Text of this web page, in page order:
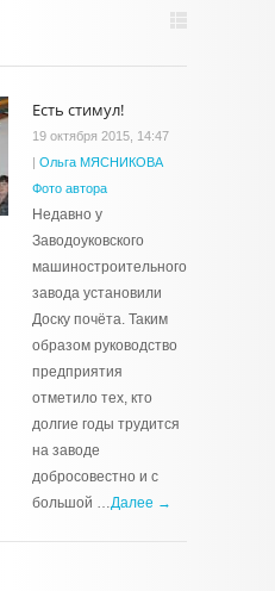
Есть стимул!
19 октября 2015, 14:47
| Ольга МЯСНИКОВА
Фото автора
Недавно у
Заводоуковского
машиностроительного
завода установили
Доску почёта. Таким
образом руководство
предприятия
отметило тех, кто
долгие годы трудится
на заводе
добросовестно и с
большой …Далее →